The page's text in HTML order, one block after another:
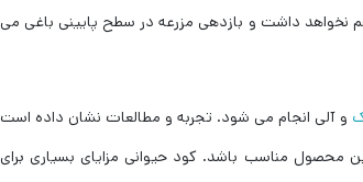
داشت و بازدهی مزرعه در سطح پایینی باغی می
و آلی انجام می شود. تجربه و مطالعات نشان داده است
محصول مناسب باشد. کود حیوانی مزایای بسیاری برای